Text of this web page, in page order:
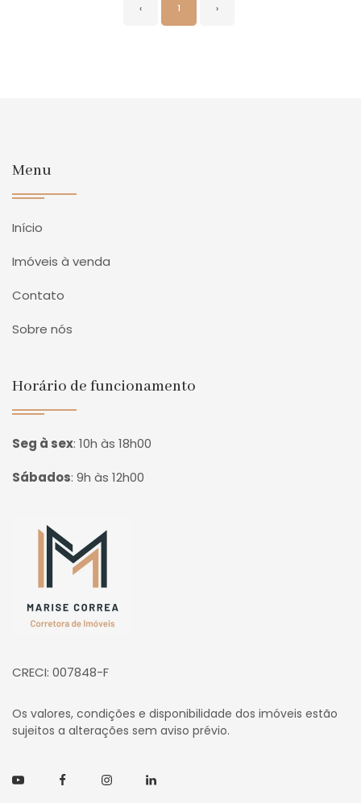
‹ 1 ›
Menu
Início
Imóveis à venda
Contato
Sobre nós
Horário de funcionamento
Seg à sex: 10h às 18h00
Sábados: 9h às 12h00
Página inicial
CRECI: 007848-F
Os valores, condições e disponibilidade dos imóveis estão
sujeitos a alterações sem aviso prévio.
YoutubeFacebookInstagramLinkedin